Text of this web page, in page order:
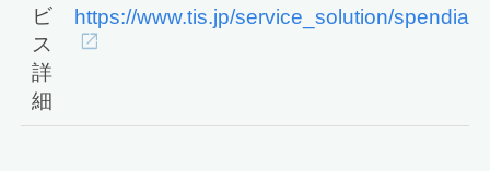
ビ
ス
詳
細
https://www.tis.jp/service_solution/spendia/